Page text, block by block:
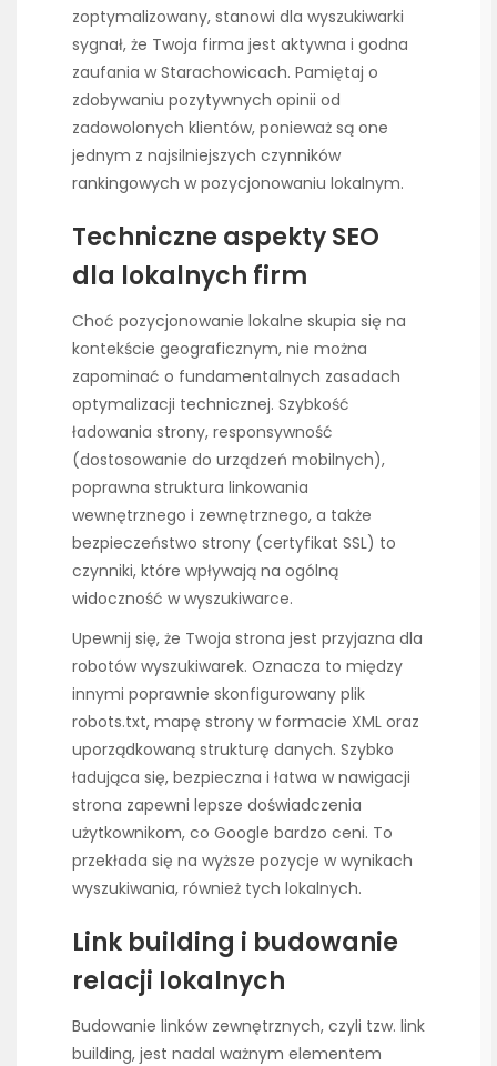
zoptymalizowany, stanowi dla wyszukiwarki
sygnał, że Twoja firma jest aktywna i godna
zaufania w Starachowicach. Pamiętaj o
zdobywaniu pozytywnych opinii od
zadowolonych klientów, ponieważ są one
jednym z najsilniejszych czynników
rankingowych w pozycjonowaniu lokalnym.
Techniczne aspekty SEO
dla lokalnych firm
Choć pozycjonowanie lokalne skupia się na
kontekście geograficznym, nie można
zapominać o fundamentalnych zasadach
optymalizacji technicznej. Szybkość
ładowania strony, responsywność
(dostosowanie do urządzeń mobilnych),
poprawna struktura linkowania
wewnętrznego i zewnętrznego, a także
bezpieczeństwo strony (certyfikat SSL) to
czynniki, które wpływają na ogólną
widoczność w wyszukiwarce.
Upewnij się, że Twoja strona jest przyjazna dla
robotów wyszukiwarek. Oznacza to między
innymi poprawnie skonfigurowany plik
robots.txt, mapę strony w formacie XML oraz
uporządkowaną strukturę danych. Szybko
ładująca się, bezpieczna i łatwa w nawigacji
strona zapewni lepsze doświadczenia
użytkownikom, co Google bardzo ceni. To
przekłada się na wyższe pozycje w wynikach
wyszukiwania, również tych lokalnych.
Link building i budowanie
relacji lokalnych
Budowanie linków zewnętrznych, czyli tzw. link
building, jest nadal ważnym elementem